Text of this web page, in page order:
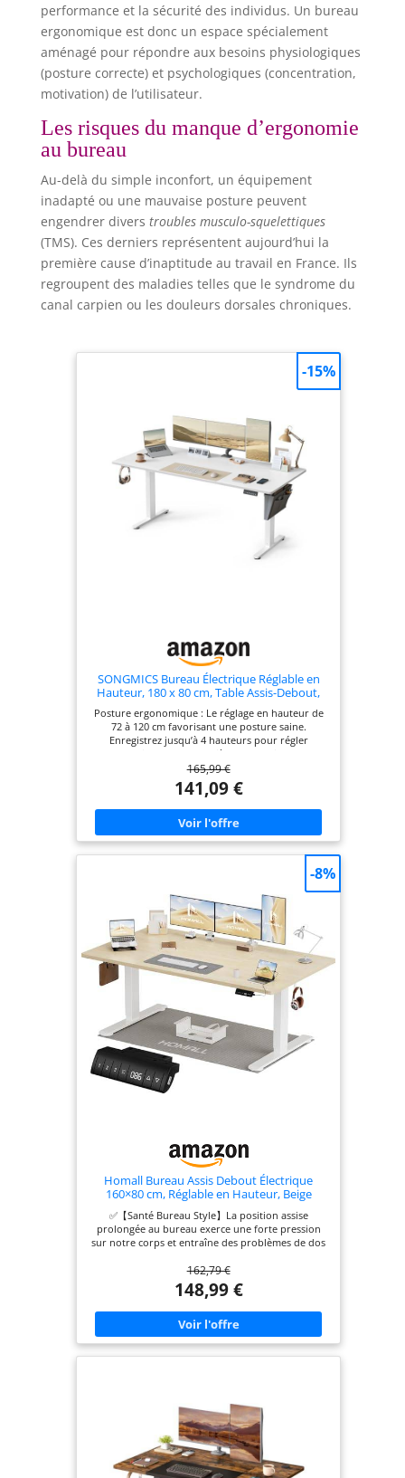
performance et la sécurité des individus. Un bureau
ergonomique est donc un espace spécialement
aménagé pour répondre aux besoins physiologiques
(posture correcte) et psychologiques (concentration,
motivation) de l’utilisateur.
Les risques du manque d’ergonomie
au bureau
Au-delà du simple inconfort, un équipement
inadapté ou une mauvaise posture peuvent
engendrer divers troubles musculo-squelettiques
(TMS). Ces derniers représentent aujourd’hui la
première cause d’inaptitude au travail en France. Ils
regroupent des maladies telles que le syndrome du
canal carpien ou les douleurs dorsales chroniques.
SONGMICS Bureau Électrique Réglable en
Hauteur, 180 x 80 cm, Table Assis-Debout,
Fonction Mémoire 4 Hauteurs, pour Bureau,
Télétravail, Blanc Nuage LSD138W01
Posture ergonomique : Le réglage en hauteur de
72 à 120 cm favorisant une posture saine.
Enregistrez jusqu’à 4 hauteurs pour régler
rapidement votre siège et travailler
confortablement Stable et silencieux : Le cadre en
acier de qualité et le moteur assurent un réglage
uniforme même avec une charge de 70 kg. Le
fonctionnement discret vous permet de rester
concentré Tout en ordre : 2 ouvertures passe-
câbles, une pochette en tissu pour ranger vos
design élégant et ses lignes épurées, ce bureau
vous plonge dans l'esthétique moderne. Sa
surface de 180 x 80 cm offre beaucoup d’espace
pour travailler ou étudier Assemblage facile :
L'assemblage est simple grâce aux instructions
détaillées et aux pièces numérotées, vous
permettant d'économiser du temps et de l'énergie
Remarque : Le plateau est composé de quatre
parties distinctes
165,99 €
141,09 €
-15%
Homall Bureau Assis Debout Électrique
160×80 cm, Réglable en Hauteur, Beige
✅【Santé Bureau Style】La position assise
prolongée au bureau exerce une forte pression
sur notre corps et entraîne des problèmes de dos
de travailler, vous permet d'alterner entre la
position assise et debout pour travailler, soulage
l'engourdissement des jambes et la fatigue du
corps due à une position assise prolongée, rend
votre énergie plus concentrée. ✅【Excellente
stabilité】. Grâce à sa construction entièrement en
acier, le cadre du bureau peut supporter jusqu'à
libèrent vos mains】Profitez des avantages pour la
santé d'un pupitre réglable en hauteur avec 3
réglages de hauteur programmables pour des
transitions rapides et faciles et une plage de
hauteur de 72 à 116 cm. ✅【Grand plateau en
bois】. Le plateau de la table présente un motif en
162,79 €
148,99 €
-8%